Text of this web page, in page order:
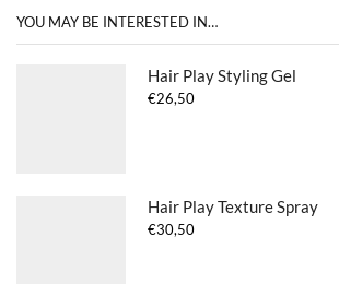
YOU MAY BE INTERESTED IN…
Hair Play Styling Gel
€26,50
Hair Play Texture Spray
€30,50